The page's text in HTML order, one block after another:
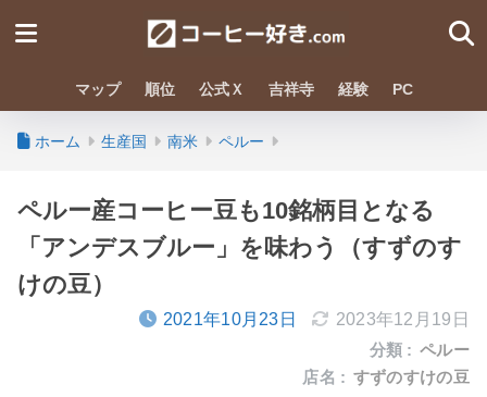
マップ 順位 公式Ｘ 吉祥寺 経験 PC
ホーム 生産国 南米 ペルー
ペルー産コーヒー豆も10銘柄目となる
「アンデスブルー」を味わう（すずのす
けの豆）
2021年10月23日
2023年12月19日
分類 : ペルー
店名 : すずのすけの豆